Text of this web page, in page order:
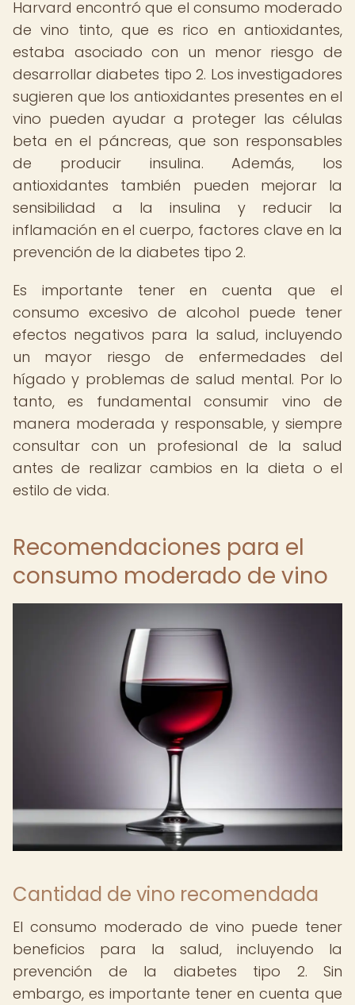
Harvard encontró que el consumo moderado
de vino tinto, que es rico en antioxidantes,
estaba asociado con un menor riesgo de
desarrollar diabetes tipo 2. Los investigadores
sugieren que los antioxidantes presentes en el
vino pueden ayudar a proteger las células
beta en el páncreas, que son responsables
de producir insulina. Además, los
antioxidantes también pueden mejorar la
sensibilidad a la insulina y reducir la
inflamación en el cuerpo, factores clave en la
prevención de la diabetes tipo 2.
Es importante tener en cuenta que el
consumo excesivo de alcohol puede tener
efectos negativos para la salud, incluyendo
un mayor riesgo de enfermedades del
hígado y problemas de salud mental. Por lo
tanto, es fundamental consumir vino de
manera moderada y responsable, y siempre
consultar con un profesional de la salud
antes de realizar cambios en la dieta o el
estilo de vida.
Recomendaciones para el
consumo moderado de vino
Cantidad de vino recomendada
El consumo moderado de vino puede tener
beneficios para la salud, incluyendo la
prevención de la diabetes tipo 2. Sin
embargo, es importante tener en cuenta que